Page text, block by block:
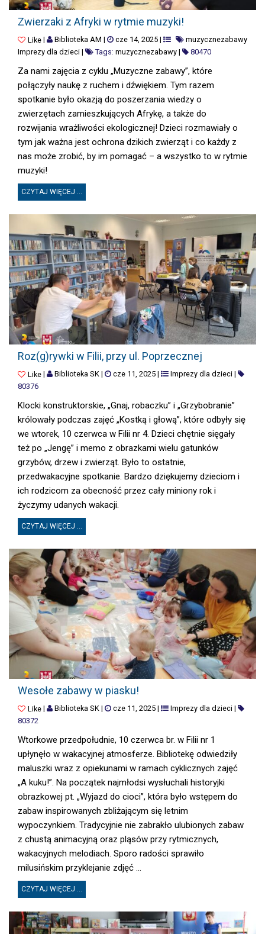
Zwierzaki z Afryki w rytmie muzyki!
muzycznezabawy
Like| Biblioteka AM | cze 14, 2025|
Imprezy dla dzieci | Tags: muzycznezabawy | 80470
Za nami zajęcia z cyklu „Muzyczne zabawy”, które
połączyły naukę z ruchem i dźwiękiem. Tym razem
spotkanie było okazją do poszerzania wiedzy o
zwierzętach zamieszkujących Afrykę, a także do
rozwijania wrażliwości ekologicznej! Dzieci rozmawiały o
tym jak ważna jest ochrona dzikich zwierząt i co każdy z
nas może zrobić, by im pomagać – a wszystko to w rytmie
muzyki!
ZWIERZAKI Z AFRYKI W RYTMIE MUZYKI!
CZYTAJ WIĘCEJ ...
Roz(g)rywki w Filii, przy ul. Poprzecznej
Like| Biblioteka SK| cze 11, 2025| Imprezy dla dzieci|
80376
Klocki konstruktorskie, „Gnaj, robaczku” i „Grzybobranie”
królowały podczas zajęć „Kostką i głową”, które odbyły się
we wtorek, 10 czerwca w Filii nr 4. Dzieci chętnie sięgały
też po „Jengę” i memo z obrazkami wielu gatunków
grzybów, drzew i zwierząt. Było to ostatnie,
przedwakacyjne spotkanie. Bardzo dziękujemy dzieciom i
ich rodzicom za obecność przez cały miniony rok i
życzymy udanych wakacji.
ROZ(G)RYWKI W FILII, PRZY UL. POPRZECZNEJ
CZYTAJ WIĘCEJ ...
Wesołe zabawy w piasku!
Like| Biblioteka SK| cze 11, 2025| Imprezy dla dzieci|
80372
Wtorkowe przedpołudnie, 10 czerwca br. w Filii nr 1
upłynęło w wakacyjnej atmosferze. Bibliotekę odwiedziły
maluszki wraz z opiekunami w ramach cyklicznych zajęć
„A kuku!”. Na początek najmłodsi wysłuchali historyjki
obrazkowej pt. „Wyjazd do cioci”, która było wstępem do
zabaw inspirowanych zbliżającym się letnim
wypoczynkiem. Tradycyjnie nie zabrakło ulubionych zabaw
z chustą animacyjną oraz pląsów przy rytmicznych,
wakacyjnych melodiach. Sporo radości sprawiło
milusińskim przyklejanie zdjęć ...
WESOŁE ZABAWY W PIASKU!
CZYTAJ WIĘCEJ ...